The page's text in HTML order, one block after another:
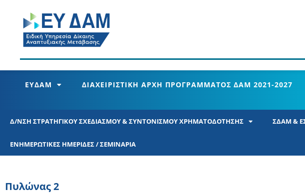
ΕΥΔΑΜ ΔΙΑΧΕΙΡΙΣΤΙΚΗ ΑΡΧΗ ΠΡΟΓΡΑΜΜΑΤΟΣ ΔΑΜ 2021-2027
Δ/ΝΣΗ ΣΤΡΑΤΗΓΙΚΟΥ ΣΧΕΔΙΑΣΜΟΥ &​ ΣΥΝΤΟΝΙΣΜΟΥ ΧΡΗΜΑΤΟΔΟΤΗΣΗΣ ΣΔΑΜ &
ΕΝΗΜΕΡΩΤΙΚΕΣ ΗΜΕΡΙΔΕΣ / ΣΕΜΙΝΑΡΙΑ
Πυλώνας 2